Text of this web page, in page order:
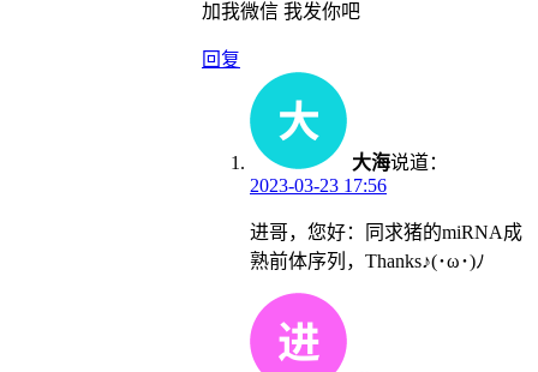
加我微信 我发你吧
回复
大海说道：
2023-03-23 17:56
进哥，您好：同求猪的miRNA成
熟前体序列，Thanks♪(･ω･)ﾉ